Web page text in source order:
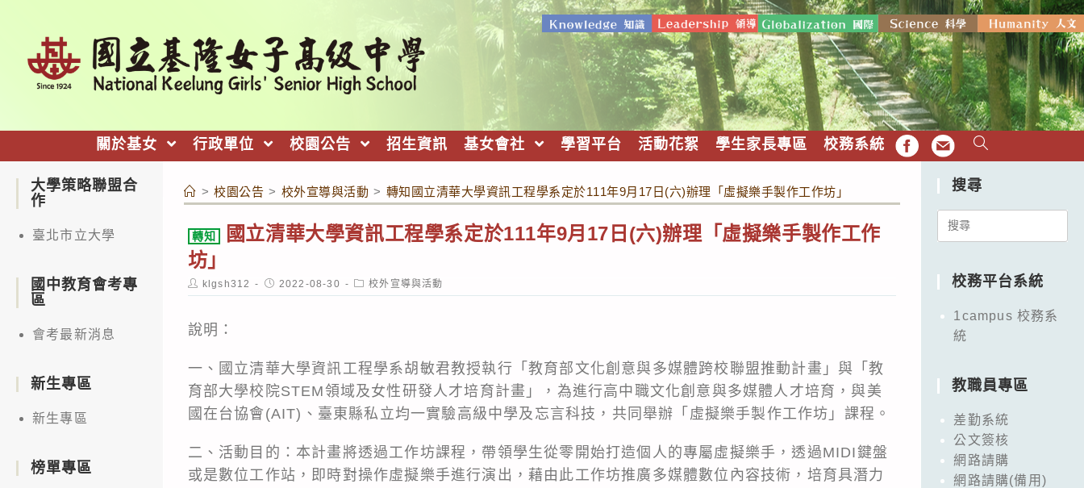
關於基女 行政單位 校園公告 招生資訊 基女會社 學習平台 活動花絮 學生家長專區 校務系統 FB EMAIL
> 校園公告 > 校外宣導與活動 > 轉知國立清華大學資訊工程學系定於111年9月17日(六)辦理「虛擬樂手製作工作坊」
轉知
國立清華大學資訊工程學系定於111年9月17日(六)辦理「虛擬樂手製作工作
坊」
Post
author:
klgsh312
Post
published:
2022-08-30
Post
category:
校外宣導與活動
說明：
一、國立清華大學資訊工程學系胡敏君教授執行「教育部文化創意與多媒體跨校聯盟推動計畫」與「教
育部大學校院STEM領域及女性研發人才培育計畫」，為進行高中職文化創意與多媒體人才培育，與美
國在台協會(AIT)、臺東縣私立均一實驗高級中學及忘言科技，共同舉辦「虛擬樂手製作工作坊」課程。
二、活動目的：本計畫將透過工作坊課程，帶領學生從零開始打造個人的專屬虛擬樂手，透過MIDI鍵盤
或是數位工作站，即時對操作虛擬樂手進行演出，藉由此工作坊推廣多媒體數位內容技術，培育具潛力
大學策略聯盟合
作
臺北市立大學
國中教育會考專
區
會考最新消息
新生專區
新生專區
榜單專區
搜尋
Search
校務平台系統
1campus 校務系
統
教職員專區
差勤系統
公文簽核
網路請購
網路請購(備用)